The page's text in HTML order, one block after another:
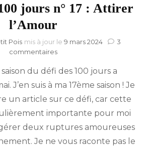
jours n° 17 : Attirer
l’Amour
Pois mis à jour le 9 mars 2024
3
commentairessur
défi
des
jours
n°
Attirer
l’Amour
du défi des 100 jours a
J’en suis à ma 17ème saison ! Je
un article sur ce défi, car cette
importante pour moi
gérer deux ruptures amoureuses
Je ne vous raconte pas le